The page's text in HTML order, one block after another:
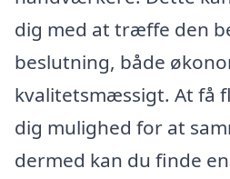
dig med at træffe den
beslutning, både
kvalitetsmæssigt. At få
dig mulighed for at
dermed kan du finde